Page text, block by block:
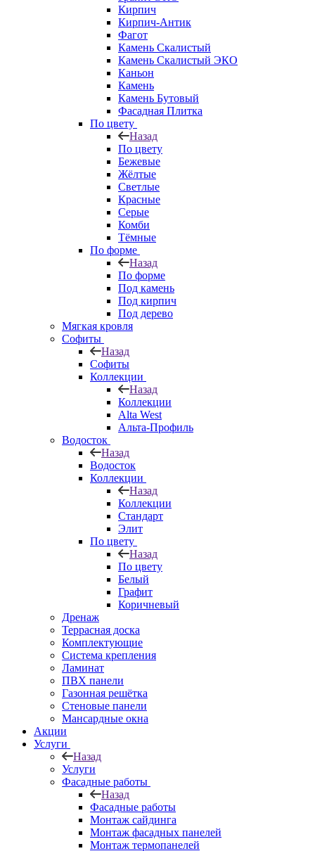
Кирпич
Кирпич-Антик
Фагот
Камень Скалистый
Камень Скалистый ЭКО
Каньон
Камень
Камень Бутовый
Фасадная Плитка
По цвету
Назад
По цвету
Бежевые
Жёлтые
Светлые
Красные
Серые
Комби
Тёмные
По форме
Назад
По форме
Под камень
Под кирпич
Под дерево
Мягкая кровля
Софиты
Назад
Софиты
Коллекции
Назад
Коллекции
Alta West
Альта-Профиль
Водосток
Назад
Водосток
Коллекции
Назад
Коллекции
Стандарт
Элит
По цвету
Назад
По цвету
Белый
Графит
Коричневый
Дренаж
Террасная доска
Комплектующие
Система крепления
Ламинат
ПВХ панели
Газонная решётка
Стеновые панели
Мансардные окна
Акции
Услуги
Назад
Услуги
Фасадные работы
Назад
Фасадные работы
Монтаж сайдинга
Монтаж фасадных панелей
Монтаж термопанелей